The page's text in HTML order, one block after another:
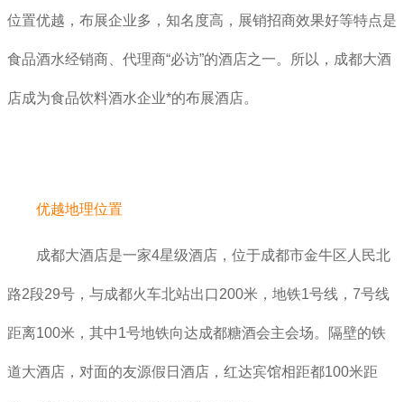
位置优越，布展企业多，知名度高，展销招商效果好等特点是
食品酒水经销商、代理商“必访”的酒店之一。所以，成都大酒
店成为食品饮料酒水企业*的布展酒店。
优越地理位置
成都大酒店是一家4星级酒店，位于成都市金牛区人民北
路2段29号，与成都火车北站出口200米，地铁1号线，7号线
距离100米，其中1号地铁向达成都糖酒会主会场。隔壁的铁
道大酒店，对面的友源假日酒店，红达宾馆相距都100米距